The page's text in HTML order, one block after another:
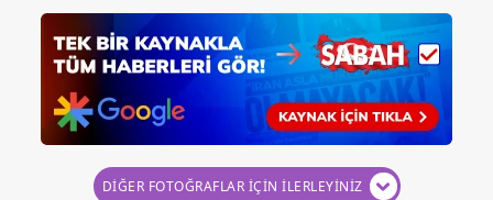
DİĞER FOTOĞRAFLAR İÇİN İLERLEYİNİZ